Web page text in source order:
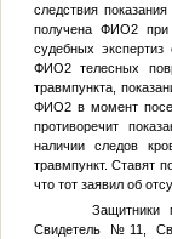
следствия
получена ФИО2при
судебных
ФИО2телесных
травмпункта,
ФИО2в момент
противоречит
наличии следов
травмпункт. Ставят
что тот заявил об
Защитники
Свидетель №11
,